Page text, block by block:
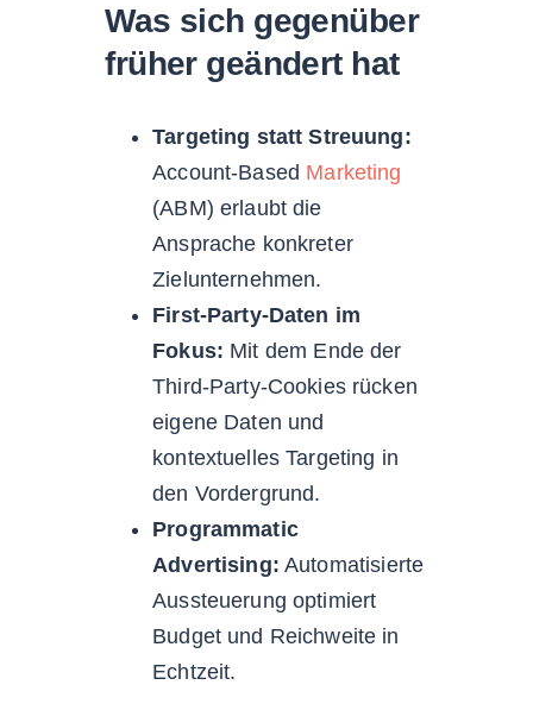
Was sich gegenüber
früher geändert hat
Targeting statt Streuung:
Account-Based Marketing
(ABM) erlaubt die
Ansprache konkreter
Zielunternehmen.
First-Party-Daten im
Fokus: Mit dem Ende der
Third-Party-Cookies rücken
eigene Daten und
kontextuelles Targeting in
den Vordergrund.
Programmatic
Advertising: Automatisierte
Aussteuerung optimiert
Budget und Reichweite in
Echtzeit.